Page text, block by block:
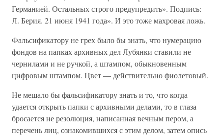
Германией. Остальных строго предупредить». Подпись:
Л. Берия. 21 июня 1941 года». И это тоже махровая ложь.
Фальсификатору не грех было бы знать, что нумерацию
фондов на папках архивных дел Лубянки ставили не
чернилами и не ручкой, а штампом, обыкновенным
цифровым штампом. Цвет — действительно фиолетовый.
Не мешало бы фальсификатору знать и то, что когда
удается открыть папки с архивными делами, то в глаза
бросается не резолюция, написанная вечным пером, а
перечень лиц, ознакомившихся с этим делом, затем опись